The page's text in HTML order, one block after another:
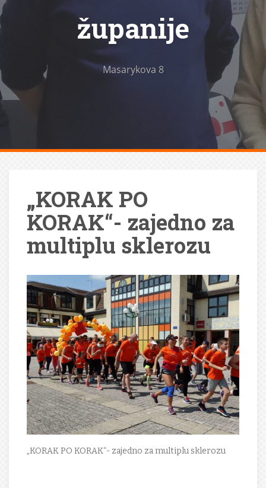
županije
Masarykova 8
„KORAK PO
KORAK“- zajedno za
multiplu sklerozu
„KORAK PO KORAK“- zajedno za multiplu sklerozu